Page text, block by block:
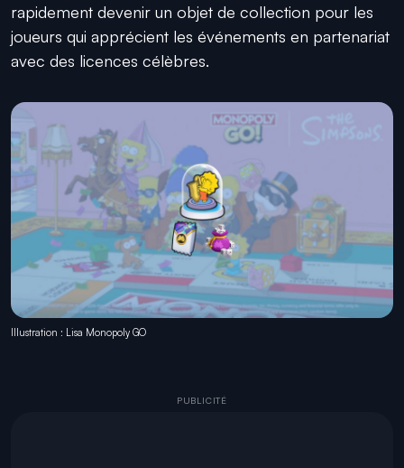
rapidement devenir un objet de collection pour les
joueurs qui apprécient les événements en partenariat
avec des licences célèbres.
Illustration : Lisa Monopoly GO